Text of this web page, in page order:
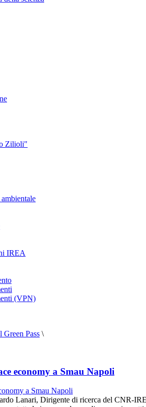
Zilioli"
IREA
(VPN)
Pass \
economy a Smau Napoli
Lanari, Dirigente di ricerca del CNR-